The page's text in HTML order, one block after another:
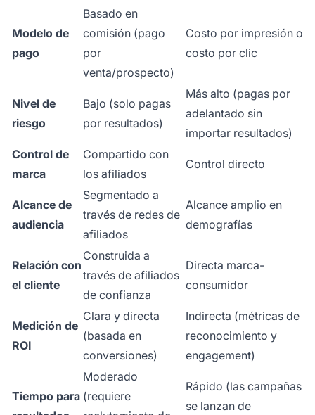
Modelo de
pago
Basado en
comisión (pago
por
venta/prospecto)
Costo por impresión o
costo por clic
Nivel de
riesgo
Bajo (solo pagas
por resultados)
Más alto (pagas por
adelantado sin
importar resultados)
Control de
marca
Compartido con
los afiliados
Control directo
Alcance de
audiencia
Segmentado a
través de redes de
afiliados
Alcance amplio en
demografías
Relación con
el cliente
Construida a
través de afiliados
de confianza
Directa marca-
consumidor
Medición de
ROI
Clara y directa
(basada en
conversiones)
Indirecta (métricas de
reconocimiento y
engagement)
Tiempo para
Moderado
(requiere
Rápido (las campañas
se lanzan de